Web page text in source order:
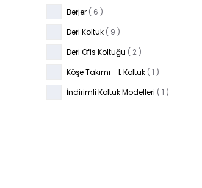
Berjer ( 6 )
Deri Koltuk ( 9 )
Deri Ofis Koltuğu ( 2 )
Köşe Takımı - L Koltuk ( 1 )
İndirimli Koltuk Modelleri ( 1 )